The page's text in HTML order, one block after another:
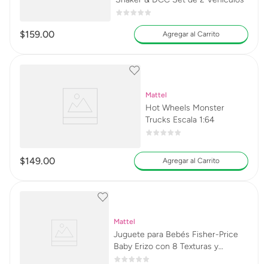
$159.00 Agregar al Carrito
Mattel
Hot Wheels Monster
Trucks Escala 1:64
$149.00 Agregar al Carrito
Mattel
Juguete para Bebés Fisher-Price
Baby Erizo con 8 Texturas y
Sonidos